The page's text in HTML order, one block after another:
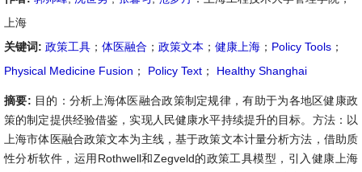
上海
关键词: 政策工具 ； 体医融合 ； 政策文本 ； 健康上海 ； Policy Tools ；
Physical Medicine Fusion ； Policy Text ； Healthy Shanghai
摘要: 目的：分析上海体医融合政策制定规律，有助于为各地区健康政
策的制定提供经验借鉴，实现人民健康水平持续提升的目标。方法：以
上海市体医融合政策文本为主线，基于政策文本计量分析方法，借助质
性分析软件，运用Rothwell和Zegveld的政策工具模型，引入健康上海